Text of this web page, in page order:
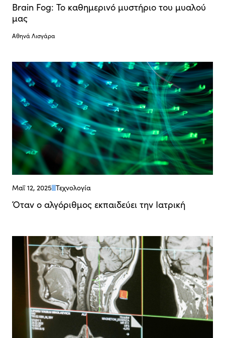
Brain Fog: Το καθημερινό μυστήριο του μυαλού
μας
Αθηνά Λισγάρα
Μαΐ 12, 2025 Τεχνολογία
Όταν ο αλγόριθμος εκπαιδεύει την Ιατρική